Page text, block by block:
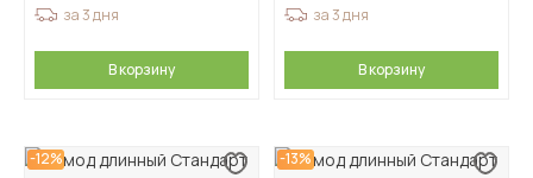
за 3 дня
В корзину
за 3 дня
В корзину
-12% -13%